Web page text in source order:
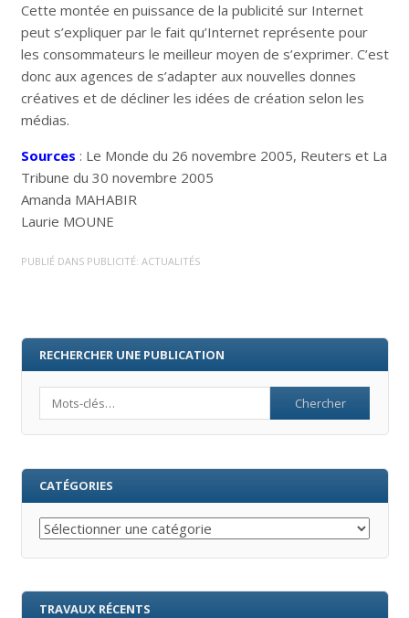
Cette montée en puissance de la publicité sur Internet
peut s’expliquer par le fait qu’Internet représente pour
les consommateurs le meilleur moyen de s’exprimer. C’est
donc aux agences de s’adapter aux nouvelles donnes
créatives et de décliner les idées de création selon les
médias.
Sources : Le Monde du 26 novembre 2005, Reuters et La
Tribune du 30 novembre 2005
Amanda MAHABIR
Laurie MOUNE
PUBLIÉ DANS PUBLICITÉ: ACTUALITÉS
RECHERCHER UNE PUBLICATION
CATÉGORIES
Catégories
TRAVAUX RÉCENTS